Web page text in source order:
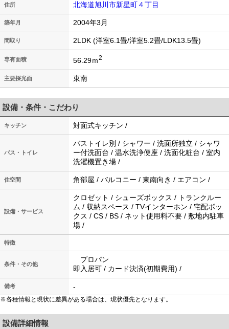
住所 北海道旭川市新星町４丁目
築年月 2004年3月
間取り 2LDK (洋室6.1畳/洋室5.2畳/LDK13.5畳)
専有面積 56.29ｍ2
主要採光面 東南
設備・条件・こだわり
キッチン 対面式キッチン /
バス・トイレ
バストイレ別 / シャワー / 洗面所独立 / シャワ
ー付洗面台 / 温水洗浄便座 / 洗面化粧台 / 室内
洗濯機置き場 /
住空間 角部屋 / バルコニー / 東南向き / エアコン /
設備・サービス
クロゼット / シューズボックス / トランクルー
ム / 収納スペース / TVインターホン / 宅配ボッ
クス / CS / BS / ネット使用料不要 / 敷地内駐車
場 /
特徴
条件・その他
プロパン
即入居可 / カード決済(初期費用) /
備考 -
※各種情報と現状に差異がある場合は、現状優先となります。
設備詳細情報